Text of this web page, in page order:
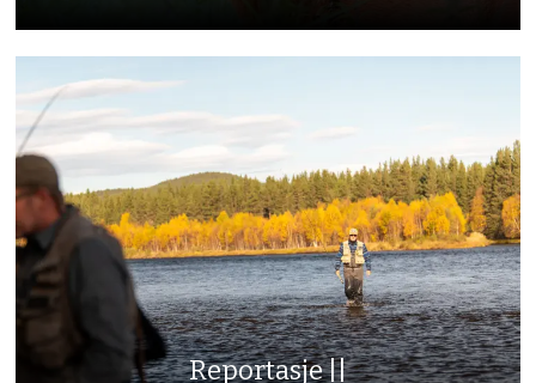
Reportasje ||